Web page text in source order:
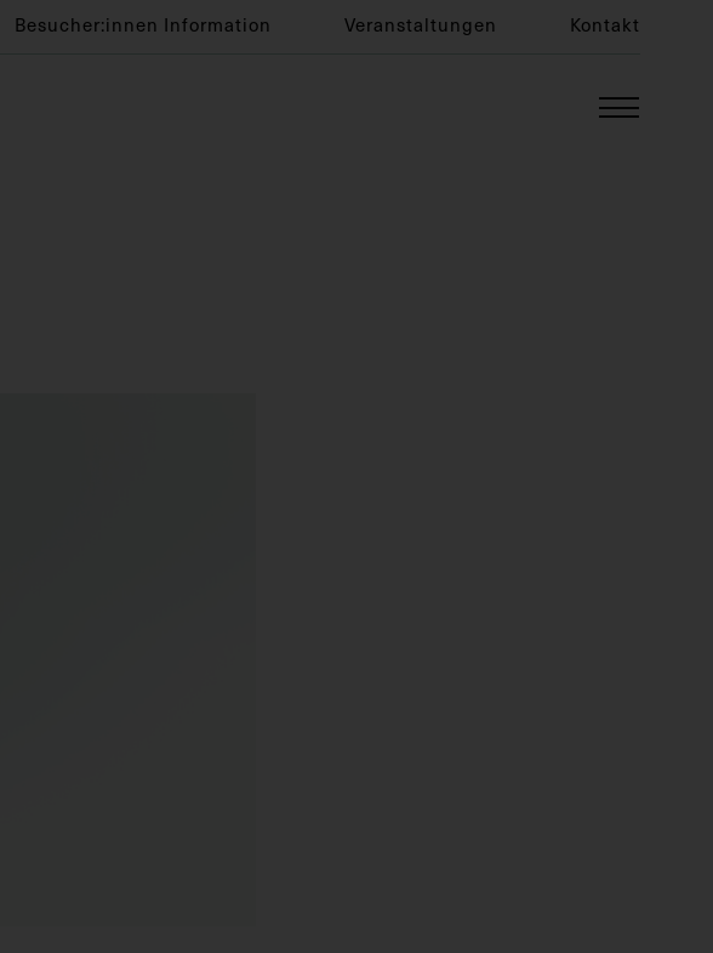
Besucher:innen Information Veranstaltungen Kontakt